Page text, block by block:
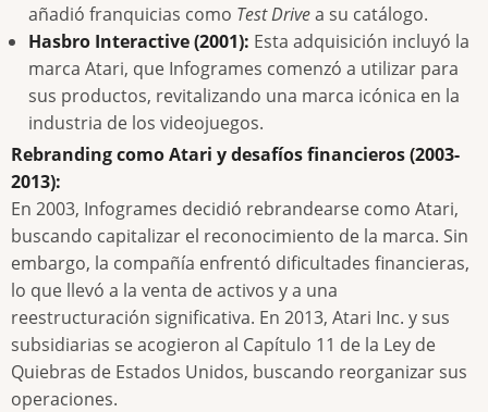
añadió franquicias como Test Drivea su catálogo.
Hasbro Interactive (2001): Esta adquisición incluyó la
marca Atari, que Infogrames comenzó a utilizar para
sus productos, revitalizando una marca icónica en la
industria de los videojuegos.
Rebranding como Atari y desafíos financieros (2003-
2013):
En 2003, Infogrames decidió rebrandearse como Atari,
buscando capitalizar el reconocimiento de la marca. Sin
embargo, la compañía enfrentó dificultades financieras,
lo que llevó a la venta de activos y a una
reestructuración significativa. En 2013, Atari Inc. y sus
subsidiarias se acogieron al Capítulo 11 de la Ley de
Quiebras de Estados Unidos, buscando reorganizar sus
operaciones.